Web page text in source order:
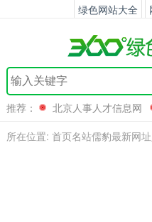
绿色网站大全
推荐： 北京人事人才信息网
所在位置: 首页名站儒豹最新网